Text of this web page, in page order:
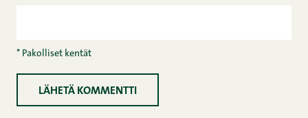
* Pakolliset kentät